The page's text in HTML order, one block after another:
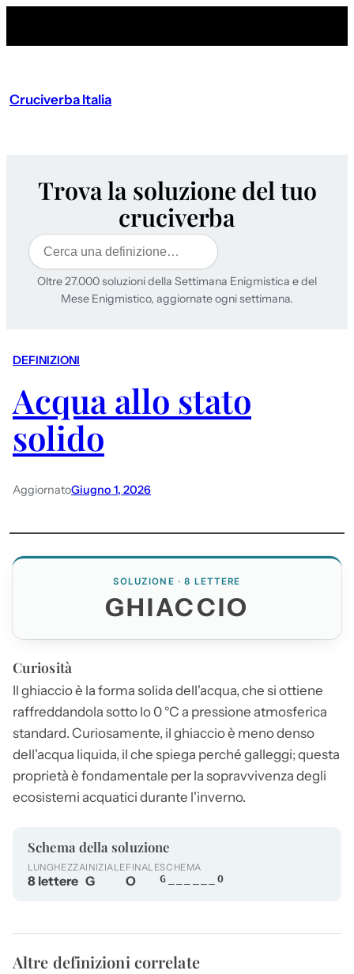
Cruciverba Italia
Trova la soluzione del tuo
cruciverba
Cerca
Oltre 27.000 soluzioni della Settimana Enigmistica e del
Mese Enigmistico, aggiornate ogni settimana.
DEFINIZIONI
Acqua allo stato
solido
AggiornatoGiugno 1, 2026
SOLUZIONE · 8 LETTERE
GHIACCIO
Curiosità
Il ghiaccioè la forma solida dell'acqua, che si ottiene
raffreddandola sotto lo 0 °C a pressione atmosferica
standard. Curiosamente, il ghiaccioè meno denso
dell'acqua liquida, il che spiega perché galleggi; questa
proprietà è fondamentale per la sopravvivenza degli
ecosistemi acquatici durante l'inverno.
Schema della soluzione
LUNGHEZZA
8 lettere
INIZIALE
G
FINALE
O
SCHEMA
G______O
Altre definizioni correlate